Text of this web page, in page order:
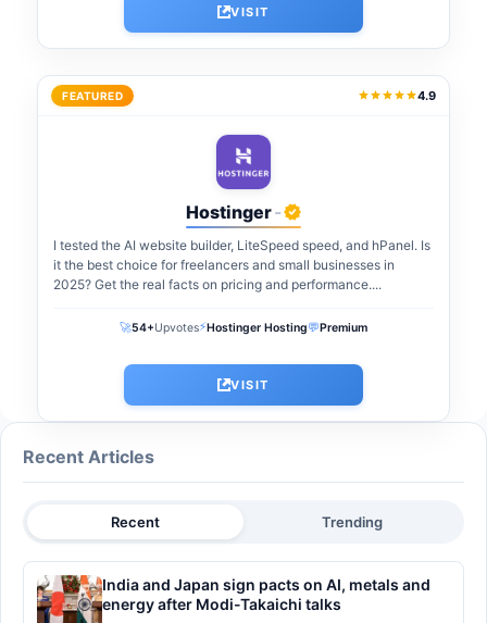
VISIT
FEATURED 4.9
Hostinger-
I tested the AI website builder, LiteSpeed speed, and hPanel. Is
it the best choice for freelancers and small businesses in
2025? Get the real facts on pricing and performance....
🚀54+Upvotes⚡Hostinger Hosting💬Premium
VISIT
Recent Articles
Recent Trending
India and Japan sign pacts on AI, metals and
energy after Modi-Takaichi talks